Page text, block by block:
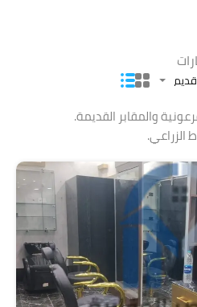
والمقابر القديمة.
الزراعي.